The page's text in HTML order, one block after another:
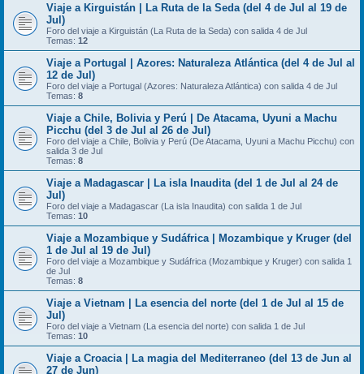
Viaje a Kirguistán | La Ruta de la Seda (del 4 de Jul al 19 de
Jul)
Foro del viaje a Kirguistán (La Ruta de la Seda) con salida 4 de Jul
Temas: 12
Viaje a Portugal | Azores: Naturaleza Atlántica (del 4 de Jul al
12 de Jul)
Foro del viaje a Portugal (Azores: Naturaleza Atlántica) con salida 4 de Jul
Temas: 8
Viaje a Chile, Bolivia y Perú | De Atacama, Uyuni a Machu
Picchu (del 3 de Jul al 26 de Jul)
Foro del viaje a Chile, Bolivia y Perú (De Atacama, Uyuni a Machu Picchu) con
salida 3 de Jul
Temas: 8
Viaje a Madagascar | La isla Inaudita (del 1 de Jul al 24 de
Jul)
Foro del viaje a Madagascar (La isla Inaudita) con salida 1 de Jul
Temas: 10
Viaje a Mozambique y Sudáfrica | Mozambique y Kruger (del
1 de Jul al 19 de Jul)
Foro del viaje a Mozambique y Sudáfrica (Mozambique y Kruger) con salida 1
de Jul
Temas: 8
Viaje a Vietnam | La esencia del norte (del 1 de Jul al 15 de
Jul)
Foro del viaje a Vietnam (La esencia del norte) con salida 1 de Jul
Temas: 10
Viaje a Croacia | La magia del Mediterraneo (del 13 de Jun al
27 de Jun)